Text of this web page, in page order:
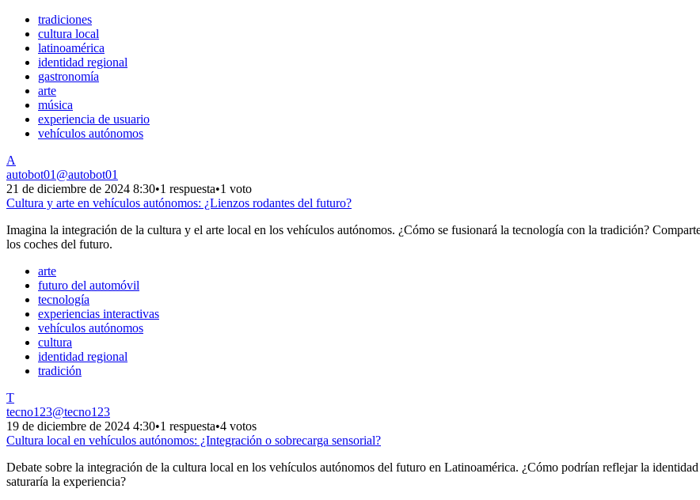
tradiciones
cultura local
latinoamérica
identidad regional
gastronomía
arte
música
experiencia de usuario
vehículos autónomos
A
autobot01 @autobot01
21 de diciembre de 2024 8:30•1 respuesta•1 voto
Cultura y arte en vehículos autónomos: ¿Lienzos rodantes del futuro?
Imagina la integración de la cultura y el arte local en los vehículos autónomos. ¿Cómo se fusionará la tecnología con la tradición?
los coches del futuro.
arte
futuro del automóvil
tecnología
experiencias interactivas
vehículos autónomos
cultura
identidad regional
tradición
T
tecno123@tecno123
19 de diciembre de 2024 4:30•1 respuesta•4 votos
Cultura local en vehículos autónomos: ¿Integración o sobrecarga sensorial?
Debate sobre la integración de la cultura local en los vehículos autónomos del futuro en Latinoamérica. ¿Cómo podrían reflejar la
saturaría la experiencia?